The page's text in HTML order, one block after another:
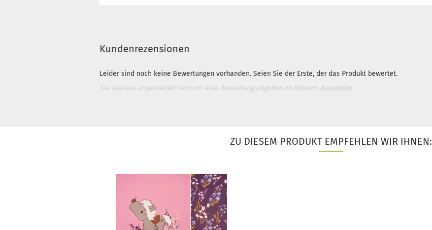
Kundenrezensionen
Leider sind noch keine Bewertungen vorhanden. Seien Sie der Erste, der das Produkt bewertet.
Sie müssen angemeldet sein um eine Bewertung abgeben zu können. Anmelden
ZU DIESEM PRODUKT EMPFEHLEN WIR IHNEN: